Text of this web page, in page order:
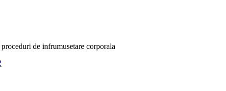
de infrumusetare corporala